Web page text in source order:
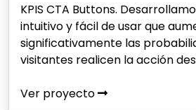
KPIS CTA Buttons.
intuitivo y fácil de usar que
significativamente las
visitantes realicen la acción
Ver proyecto